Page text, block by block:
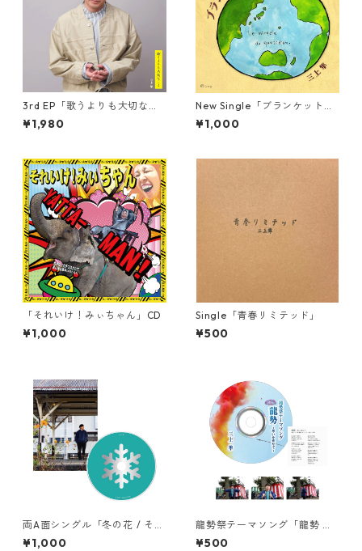
3rd EP「歌うよりも大切なこ
と」
¥1,980
New Single「ブランケット」
CD
¥1,000
「それいけ！みぃちゃん」CD
¥1,000
Single「青春リミテッド」
¥500
両A面シングル「冬の花 / そば
にいなくても」
¥1,000
龍勢祭テーマソング「龍勢 〜
想いを乗せて〜」弾き語りCD
¥500